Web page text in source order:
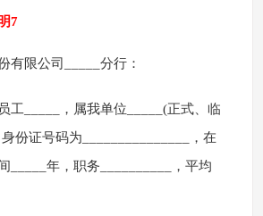
7
有限公司_____分行：
工_____，属我单位_____(正式、临
份证号码为_______________，在
_____年，职务__________，平均